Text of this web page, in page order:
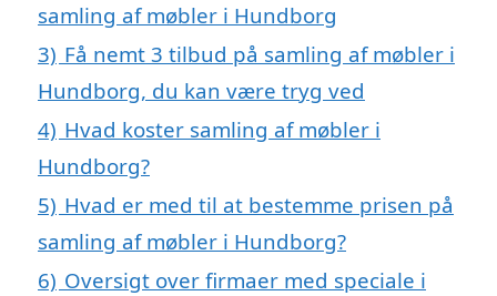
samling af møbler i Hundborg
3) Få nemt 3 tilbud på samling af møbler i
Hundborg, du kan være tryg ved
4) Hvad koster samling af møbler i
Hundborg?
5) Hvad er med til at bestemme prisen på
samling af møbler i Hundborg?
6) Oversigt over firmaer med speciale i